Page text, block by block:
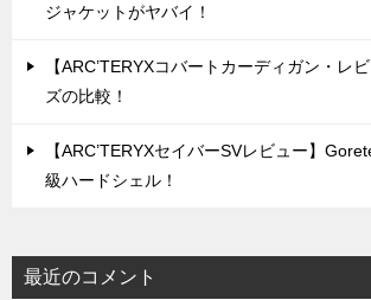
ジャケットがヤバイ！
【ARC’TERYXコバートカーディガン・レ
ズの比較！
【ARC’TERYXセイバーSVレビュー】
級ハードシェル！
最近のコメント